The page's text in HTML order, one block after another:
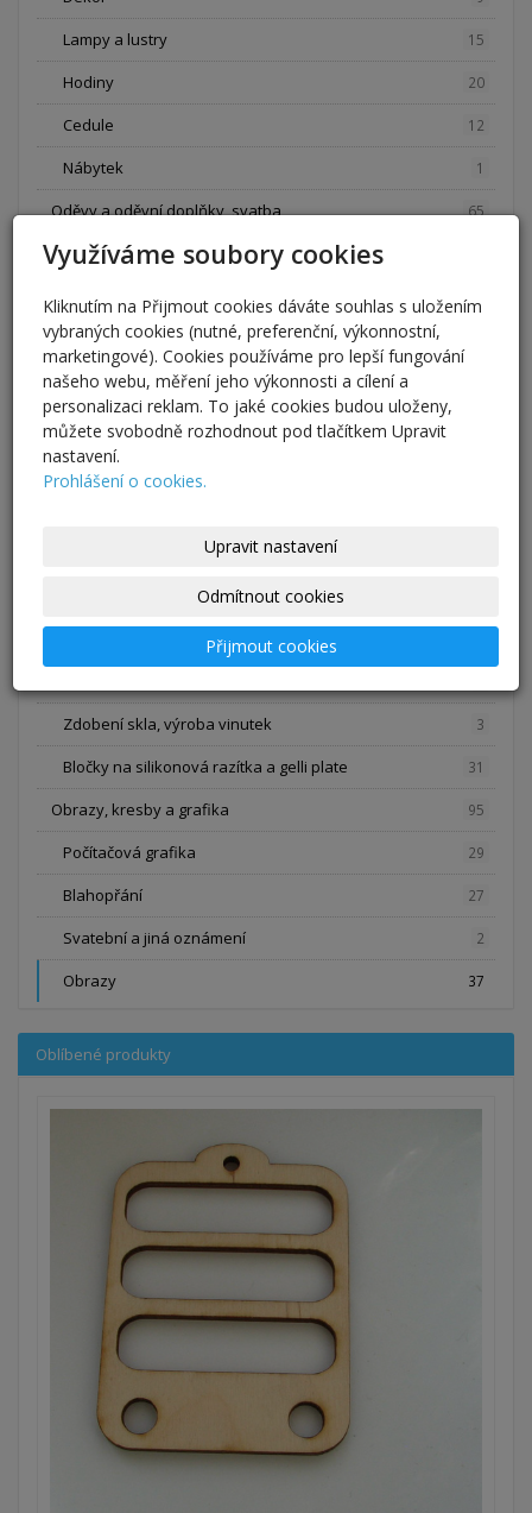
Lampy a lustry 15
Hodiny 20
Cedule 12
Nábytek 1
Oděvy a oděvní doplňky, svatba 65
Kabelky a tašky
Svatební šaty, ozdoby a kytice
Opasky, šály a šátky
Sukně a kalhoty
Halenky, trička, mikiny a šaty
Kravaty a motýlky
Pletení z pedigu polotovary na hodiny
Zdobení skla, výroba vinutek 3
Bločky na silikonová razítka a gelli plate 31
Obrazy, kresby a grafika 95
Počítačová grafika 29
Blahopřání 27
Svatební a jiná oznámení 2
Obrazy 37
Oblíbené produkty
Využíváme soubory cookies
Kliknutím na Přijmout cookies dáváte souhlas s uložením
vybraných cookies (nutné, preferenční, výkonnostní,
marketingové). Cookies používáme pro lepší fungování
našeho webu, měření jeho výkonnosti a cílení a
personalizaci reklam. To jaké cookies budou uloženy,
můžete svobodně rozhodnout pod tlačítkem Upravit
nastavení.
Prohlášení o cookies.
Upravit nastavení
Odmítnout cookies
Přijmout cookies